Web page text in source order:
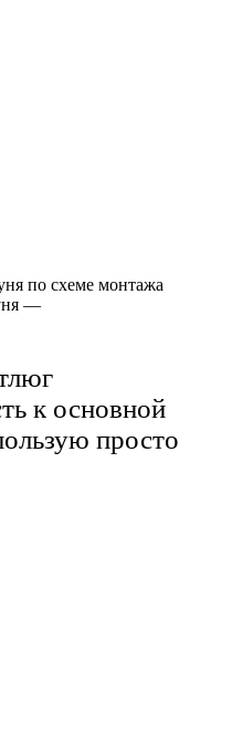
по схеме монтажа
—
к основной
просто